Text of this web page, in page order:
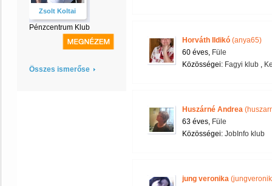
Zsolt Koltai
Pénzcentrum Klub
Összes ismerőse
Horváth Ildikó (anya65)
60 éves, Füle
Közösségei: Fagyi klub ,
Huszárné Andrea
63 éves, Füle
Közösségei: JobInfo klub
jung veronika